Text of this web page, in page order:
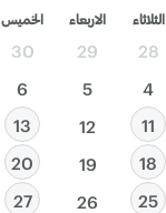
الثلاثاء الاربعاء الخميس
28
29
30
4
5
6
11
12
13
18
19
20
25
26
27